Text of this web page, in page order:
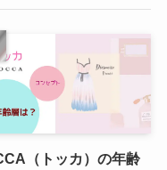
（トッカ）の年齢